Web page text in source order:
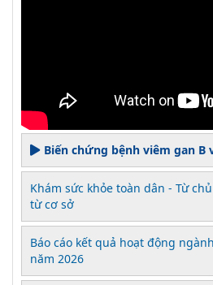
Biến chứng bệnh viêm gan B
Khám sức khỏe toàn dân - Từ
từ cơ sở
Báo cáo kết quả hoạt động
năm 2026